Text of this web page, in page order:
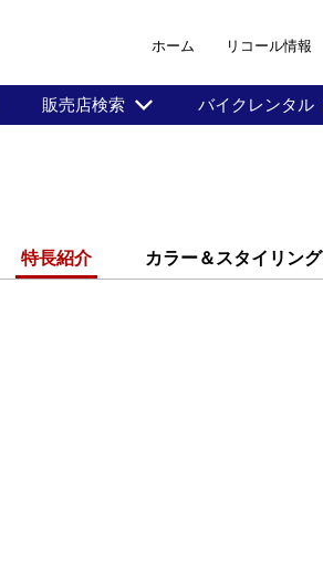
ホーム リコール情報
販売店検索 バイクレンタル
特長紹介 カラー＆スタイリング